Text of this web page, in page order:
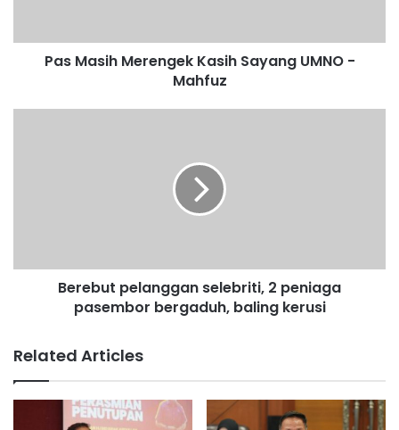
M
n
g
U
Pas Masih Merengek Kasih Sayang UMNO -
Mahfuz
e
g
a
n
Berebut pelanggan selebriti, 2 peniaga
pasembor bergaduh, baling kerusi
Related Articles